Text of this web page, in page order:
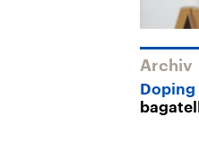
Archiv
Doping